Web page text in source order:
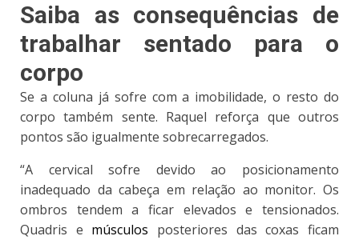
Saiba as consequências de
trabalhar sentado para o
corpo
Se a coluna já sofre com a imobilidade, o resto do
corpo também sente. Raquel reforça que outros
pontos são igualmente sobrecarregados.
“A cervical sofre devido ao posicionamento
inadequado da cabeça em relação ao monitor. Os
ombros tendem a ficar elevados e tensionados.
Quadris e músculos posteriores das coxas ficam